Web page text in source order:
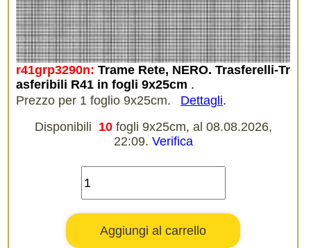
r41grp3290n: Trame Rete, NERO. Trasferelli-Tr
asferibili R41 in fogli 9x25cm .
Prezzo per 1 foglio 9x25cm.
Dettagli.
Disponibili 10 fogli 9x25cm, al 08.08.2026,
22:09. Verifica